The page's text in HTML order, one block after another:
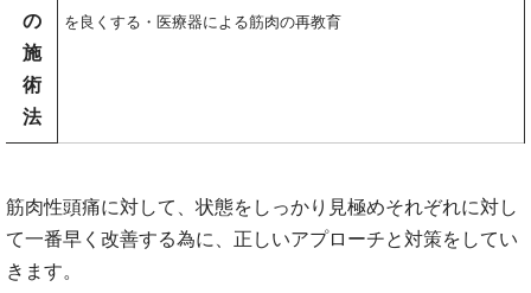
の
施
術
法
を良くする・医療器による筋肉の再教育
筋肉性頭痛に対して、状態をしっかり見極めそれぞれに対し
て一番早く改善する為に、正しいアプローチと対策をしてい
きます。